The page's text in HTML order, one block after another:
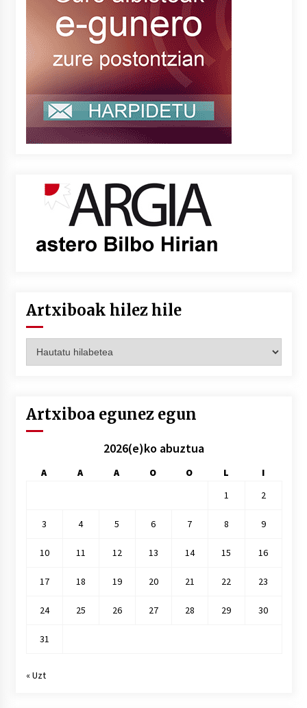
Artxiboak hilez hile
hilez
Artxiboa egunez egun
2026(e)ko abuztua
A A A O O L
I
1
2
3 4 5 6 7 8 9
10 11 12 13 14 15 16
17 18 19 20 21 22 23
24 25 26 27 28 29 30
31
« Uzt